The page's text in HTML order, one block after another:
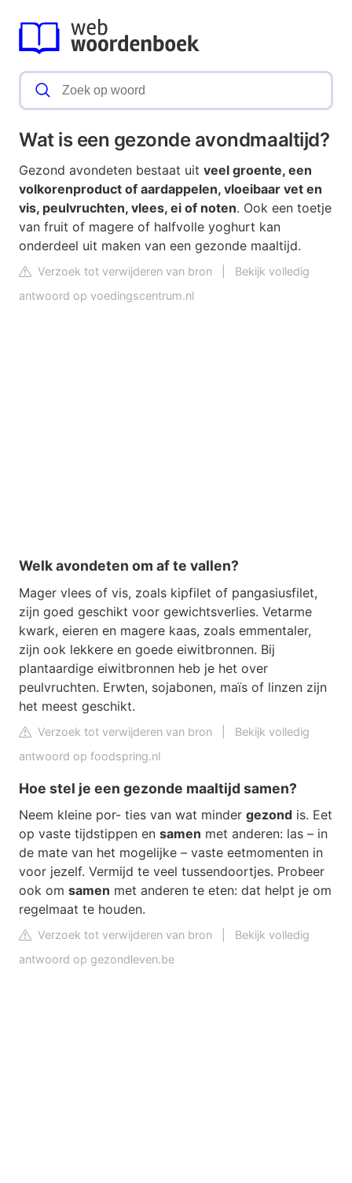
Wat is een gezonde avondmaaltijd?
Gezond avondeten bestaat uit veel groente, een
volkorenproduct of aardappelen, vloeibaar vet en
vis, peulvruchten, vlees, ei of noten. Ook een toetje
van fruit of magere of halfvolle yoghurt kan
onderdeel uit maken van een gezonde maaltijd.
Verzoek tot verwijderen van bron
Bekijk volledig
antwoord op voedingscentrum.nl
Welk avondeten om af te vallen?
Mager vlees of vis, zoals kipfilet of pangasiusfilet,
zijn goed geschikt voor gewichtsverlies. Vetarme
kwark, eieren en magere kaas, zoals emmentaler,
zijn ook lekkere en goede eiwitbronnen. Bij
plantaardige eiwitbronnen heb je het over
peulvruchten. Erwten, sojabonen, maïs of linzen zijn
het meest geschikt.
Verzoek tot verwijderen van bron
Bekijk volledig
antwoord op foodspring.nl
Hoe stel je een gezonde maaltijd samen?
Neem kleine por- ties van wat minder gezond is. Eet
op vaste tijdstippen en samen met anderen: las – in
de mate van het mogelijke – vaste eetmomenten in
voor jezelf. Vermijd te veel tussendoortjes. Probeer
ook om samen met anderen te eten: dat helpt je om
regelmaat te houden.
Verzoek tot verwijderen van bron
Bekijk volledig
antwoord op gezondleven.be